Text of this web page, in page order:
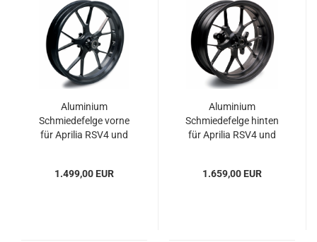
Aluminium
Schmiedefelge vorne
für Aprilia RSV4 und
1.499,00 EUR
Aluminium
Schmiedefelge hinten
für Aprilia RSV4 und
1.659,00 EUR